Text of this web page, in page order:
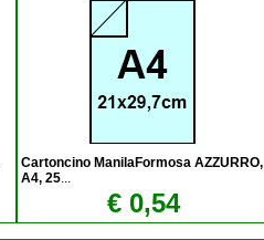
Cartoncino ManilaFormosa AZZURRO,
A4, 25...
€ 0,54